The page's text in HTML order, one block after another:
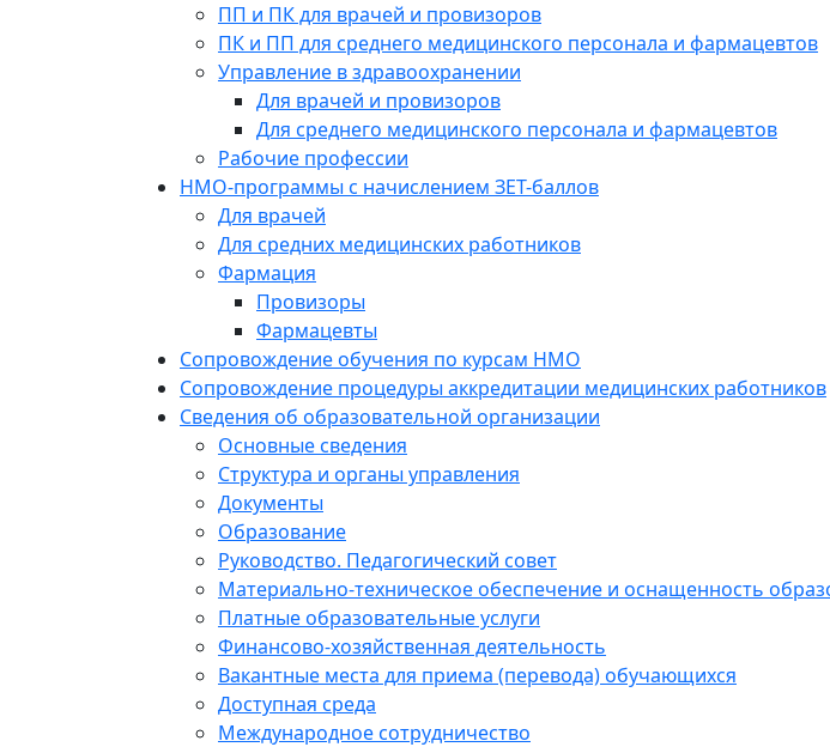
ПП и ПК для врачей и провизоров
ПК и ПП для среднего медицинского персонала и фармацевтов
Управление в здравоохранении
Для врачей и провизоров
Для среднего медицинского персонала и фармацевтов
Рабочие профессии
НМО-программы с начислением ЗЕТ-баллов
Для врачей
Для средних медицинских работников
Фармация
Провизоры
Фармацевты
Сопровождение обучения по курсам НМО
Сопровождение процедуры аккредитации медицинских работников
Сведения об образовательной организации
Основные сведения
Структура и органы управления
Документы
Образование
Руководство. Педагогический совет
Материально-техническое обеспечение и оснащенность
Платные образовательные услуги
Финансово-хозяйственная деятельность
Вакантные места для приема (перевода) обучающихся
Доступная среда
Международное сотрудничество